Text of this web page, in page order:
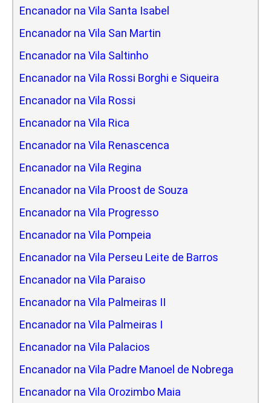
Encanador na Vila Santa Isabel
Encanador na Vila San Martin
Encanador na Vila Saltinho
Encanador na Vila Rossi Borghi e Siqueira
Encanador na Vila Rossi
Encanador na Vila Rica
Encanador na Vila Renascenca
Encanador na Vila Regina
Encanador na Vila Proost de Souza
Encanador na Vila Progresso
Encanador na Vila Pompeia
Encanador na Vila Perseu Leite de Barros
Encanador na Vila Paraiso
Encanador na Vila Palmeiras II
Encanador na Vila Palmeiras I
Encanador na Vila Palacios
Encanador na Vila Padre Manoel de Nobrega
Encanador na Vila Orozimbo Maia